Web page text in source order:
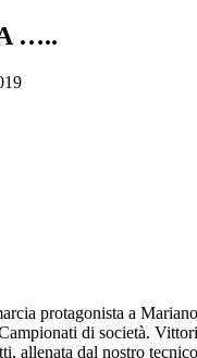
…..
protagonista a
di società.
allenata dal nostro